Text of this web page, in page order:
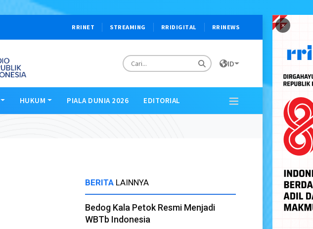
×
RRINET STREAMING RRIDIGITAL RRINEWS
ID
HUKUM PIALA DUNIA 2026 EDITORIAL
BERITA LAINNYA
Bedog Kala Petok Resmi Menjadi
WBTb Indonesia